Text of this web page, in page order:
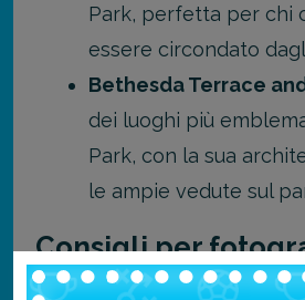
Park, perfetta per chi
essere circondato
Bethesda Terrace
dei luoghi più
Park, con la sua
le ampie vedute sul
Consigli per
foliage